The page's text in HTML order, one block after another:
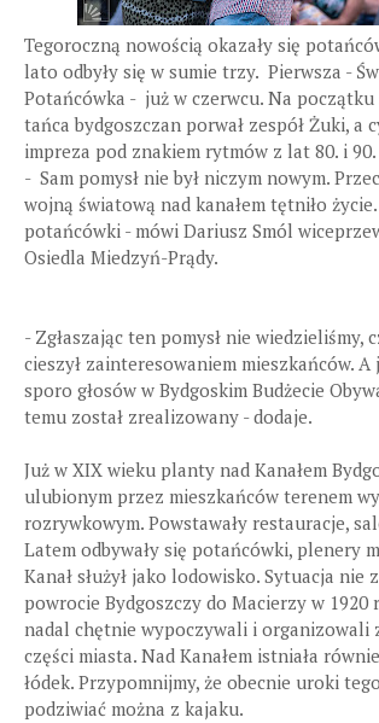
Tegoroczną nowością okazały się
lato odbyły się w sumie trzy. Pierwsza -
Potańcówka - już w czerwcu. Na początku
tańca bydgoszczan porwał zespół Żuki, a
impreza pod znakiem rytmów z lat 80. i 90.
- Sam pomysł nie był niczym nowym.
wojną światową nad kanałem tętniło życie.
potańcówki - mówi Dariusz Smól
Osiedla Miedzyń-Prądy.
- Zgłaszając ten pomysł nie wiedzieliśmy,
cieszył zainteresowaniem mieszkańców. A
sporo głosów w Bydgoskim Budżecie
temu został zrealizowany - dodaje.
Już w XIX wieku planty nad Kanałem
ulubionym przez mieszkańców terenem
rozrywkowym. Powstawały restauracje,
Latem odbywały się potańcówki, plenery
Kanał służył jako lodowisko. Sytuacja nie
powrocie Bydgoszczy do Macierzy w 1920
nadal chętnie wypoczywali i organizowali
części miasta. Nad Kanałem istniała
łódek. Przypomnijmy, że obecnie uroki
podziwiać można z kajaku.